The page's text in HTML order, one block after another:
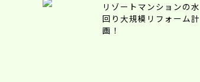
リゾートマンションの水
回り大規模リフォーム計
画！